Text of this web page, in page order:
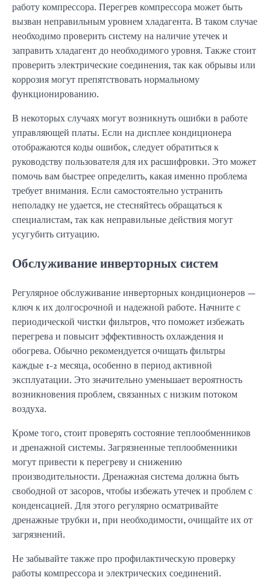
работу компрессора. Перегрев компрессора может быть
вызван неправильным уровнем хладагента. В таком случае
необходимо проверить систему на наличие утечек и
заправить хладагент до необходимого уровня. Также стоит
проверить электрические соединения, так как обрывы или
коррозия могут препятствовать нормальному
функционированию.
В некоторых случаях могут возникнуть ошибки в работе
управляющей платы. Если на дисплее кондиционера
отображаются коды ошибок, следует обратиться к
руководству пользователя для их расшифровки. Это может
помочь вам быстрее определить, какая именно проблема
требует внимания. Если самостоятельно устранить
неполадку не удается, не стесняйтесь обращаться к
специалистам, так как неправильные действия могут
усугубить ситуацию.
Обслуживание инверторных систем
Регулярное обслуживание инверторных кондиционеров —
ключ к их долгосрочной и надежной работе. Начните с
периодической чистки фильтров, что поможет избежать
перегрева и повысит эффективность охлаждения и
обогрева. Обычно рекомендуется очищать фильтры
каждые 1-2 месяца, особенно в период активной
эксплуатации. Это значительно уменьшает вероятность
возникновения проблем, связанных с низким потоком
воздуха.
Кроме того, стоит проверять состояние теплообменников
и дренажной системы. Загрязненные теплообменники
могут привести к перегреву и снижению
производительности. Дренажная система должна быть
свободной от засоров, чтобы избежать утечек и проблем с
конденсацией. Для этого регулярно осматривайте
дренажные трубки и, при необходимости, очищайте их от
загрязнений.
Не забывайте также про профилактическую проверку
работы компрессора и электрических соединений.